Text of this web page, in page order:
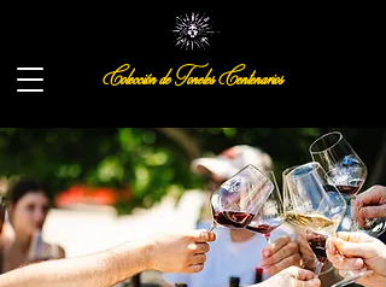
Colección de Toneles Centenarios